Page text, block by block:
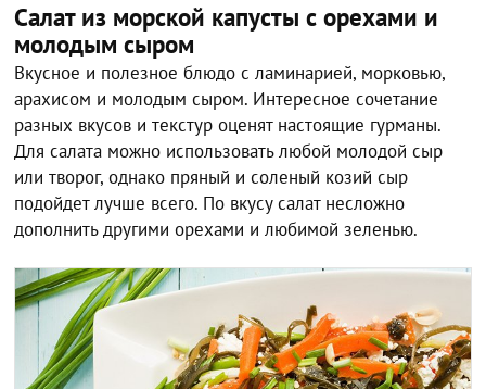
Салат из морской капусты с орехами и
молодым сыром
Вкусное и полезное блюдо с ламинарией, морковью,
арахисом и молодым сыром. Интересное сочетание
разных вкусов и текстур оценят настоящие гурманы.
Для салата можно использовать любой молодой сыр
или творог, однако пряный и соленый козий сыр
подойдет лучше всего. По вкусу салат несложно
дополнить другими орехами и любимой зеленью.